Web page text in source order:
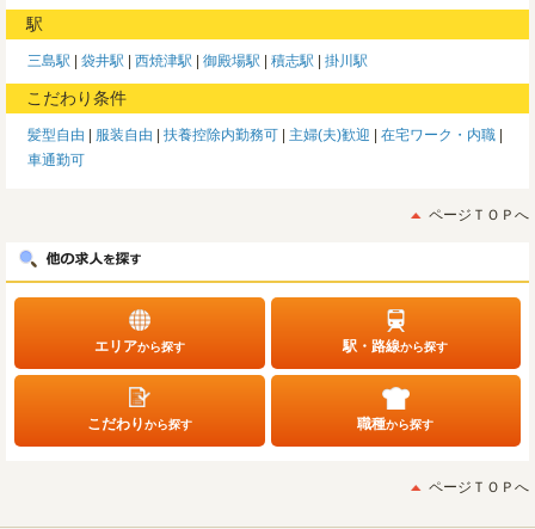
駅
三島駅 袋井駅 西焼津駅 御殿場駅 積志駅 掛川駅
こだわり条件
髪型自由 服装自由 扶養控除内勤務可 主婦(夫)歓迎
在宅ワーク・内職
車通勤可
ページＴＯＰへ
エリアから探す 駅・路線から探す
こだわりから探す 職種から探す
ページＴＯＰへ